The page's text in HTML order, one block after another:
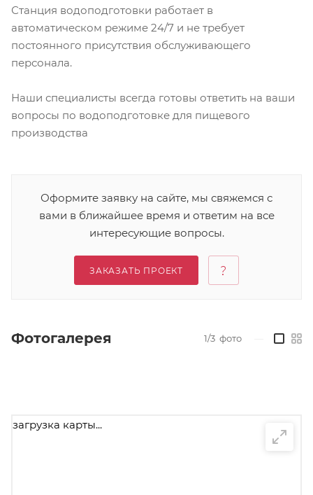
Станция водоподготовки работает в
автоматическом режиме 24/7 и не требует
постоянного присутствия обслуживающего
персонала.
Наши специалисты всегда готовы ответить на ваши
вопросы по водоподготовке для пищевого
производства
Оформите заявку на сайте, мы свяжемся с
вами в ближайшее время и ответим на все
интересующие вопросы.
ЗАКАЗАТЬ ПРОЕКТ
Фотогалерея 1/3 фото
загрузка карты...